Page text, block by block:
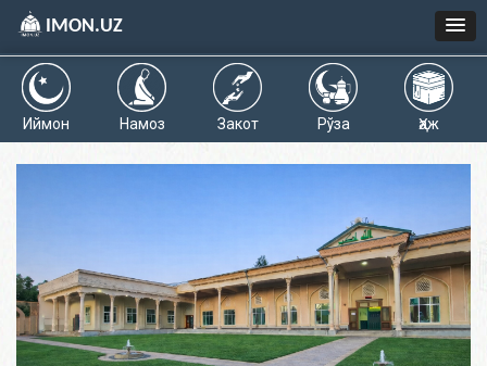
IMON.UZ
Иймон Намоз Закот Рўза Ҳаж